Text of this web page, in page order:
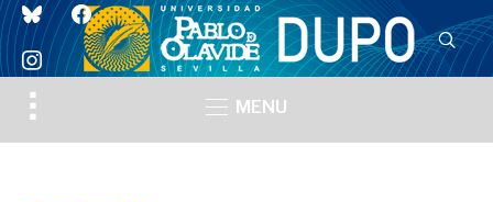
blueskyfacebook
instagram
Toggle
sidebar
MENU